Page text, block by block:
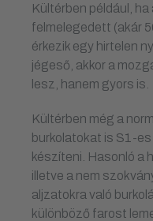
Kültérben például,
felmelegedett (akár
érkezik egy hirtelen
jégeső, akkor a
lesz, hanem gyors is.
Kültérben még a
burkolatokat is S1-
készíteni. Hasonló a
illetve a nem
aljzatokra való
különböző farost